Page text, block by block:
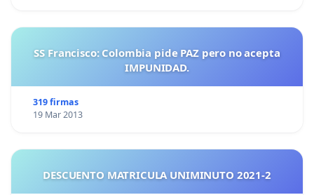
SS Francisco: Colombia pide PAZ pero no acepta
IMPUNIDAD.
319 firmas
19 Mar 2013
DESCUENTO MATRICULA UNIMINUTO 2021-2